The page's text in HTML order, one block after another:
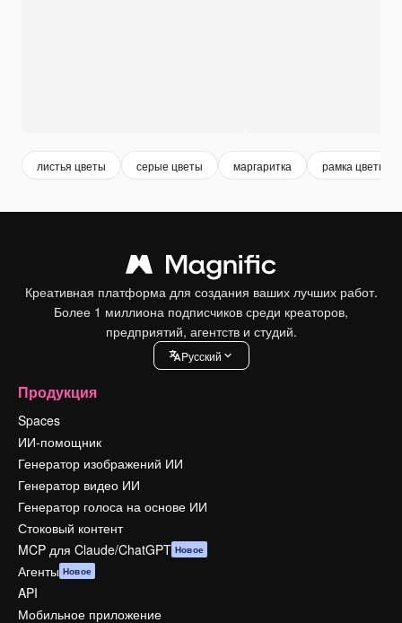
листья цветы серые цветы маргаритка рамка цветы
Креативная платформа для создания ваших лучших работ.
Более 1 миллиона подписчиков среди креаторов,
предприятий, агентств и студий.
Pусский
Продукция
Spaces
ИИ-помощник
Генератор изображений ИИ
Генератор видео ИИ
Генератор голоса на основе ИИ
Стоковый контент
MCP для Claude/ChatGPT Новое
Агенты Новое
API
Мобильное приложение